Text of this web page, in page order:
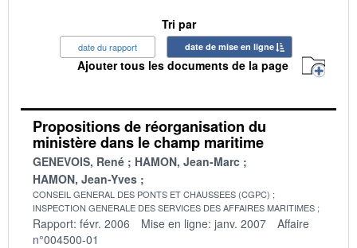
Tri par
date du rapport date de mise en ligne
Ajouter tous les documents de la page
Propositions de réorganisation du
ministère dans le champ maritime
GENEVOIS, René
HAMON, Jean-Marc
HAMON, Jean-Yves
CONSEIL GENERAL DES PONTS ET CHAUSSEES (CGPC)
INSPECTION GENERALE DES SERVICES DES AFFAIRES MARITIMES
Rapport: févr. 2006 Mise en ligne: janv. 2007
Affaire
n°004500-01